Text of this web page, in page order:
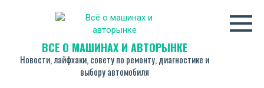
ВСЁ О МАШИНАХ И АВТОРЫНКЕ
Новости, лайфхаки, совету по ремонту, диагностике и
выбору автомобиля